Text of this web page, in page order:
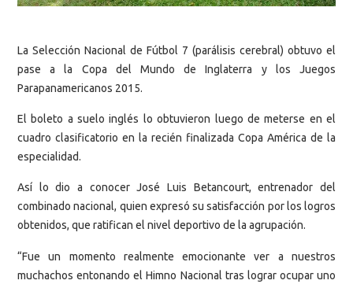
La Selección Nacional de Fútbol 7 (parálisis cerebral) obtuvo el
pase a la Copa del Mundo de Inglaterra y los Juegos
Parapanamericanos 2015.
El boleto a suelo inglés lo obtuvieron luego de meterse en el
cuadro clasificatorio en la recién finalizada Copa América de la
especialidad.
Así lo dio a conocer José Luis Betancourt, entrenador del
combinado nacional, quien expresó su satisfacción por los logros
obtenidos, que ratifican el nivel deportivo de la agrupación.
“Fue un momento realmente emocionante ver a nuestros
muchachos entonando el Himno Nacional tras lograr ocupar uno